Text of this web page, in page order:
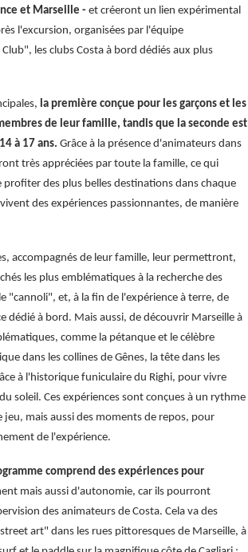
et Marseille -et créeront un lien expérimental
l'excursion, organisées par l'équipe
les clubs Costa à bord dédiés aux plus
la première conçue pour les garçons et les
de leur famille, tandis que la seconde est
à 17 ans. Grâce à la présence d'animateurs dans
très appréciées par toute la famille, ce qui
des plus belles destinations dans chaque
des expériences passionnantes, de manière
accompagnés de leur famille, leur permettront,
les plus emblématiques à la recherche des
"cannoli", et, à la fin de l'expérience à terre, de
dédié à bord. Mais aussi, de découvrir Marseille à
comme la pétanque et le célèbre
dans les collines de Gênes, la tête dans les
à l'historique funiculaire du Righi, pour vivre
soleil. Ces expériences sont conçues à un rythme
mais aussi des moments de repos, pour
de l'expérience.
comprend des expériences pour
mais aussi d'autonomie, car ils pourront
des animateurs de Costa. Cela va des
art" dans les rues pittoresques de Marseille, à